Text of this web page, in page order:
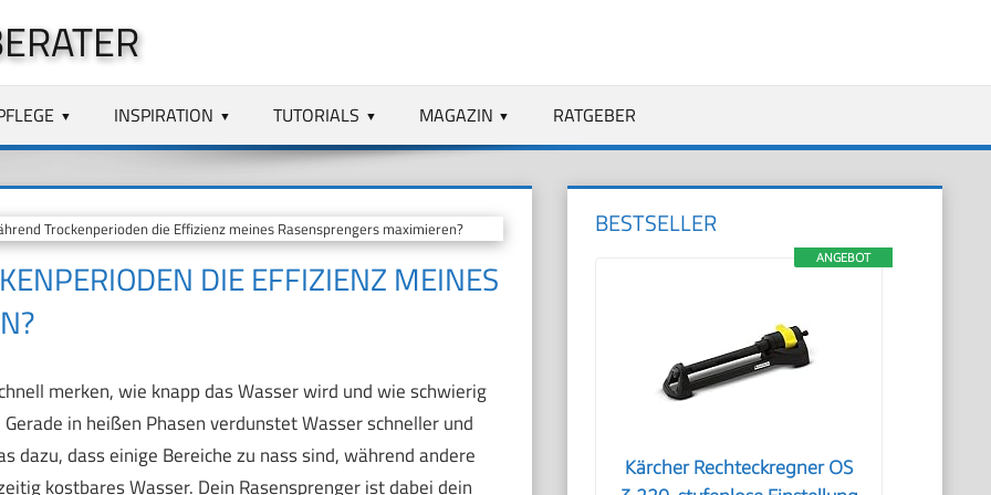
INSPIRATION TUTORIALS MAGAZIN RATGEBER
Trockenperioden die Effizienz meines Rasensprengers maximieren?
DIE EFFIZIENZ MEINES
merken, wie knapp das Wasser wird und wie schwierig
in heißen Phasen verdunstet Wasser schneller und
dass einige Bereiche zu nass sind, während andere
kostbares Wasser. Dein Rasensprenger ist dabei dein
BESTSELLER
ANGEBOT
Kärcher Rechteckregner OS